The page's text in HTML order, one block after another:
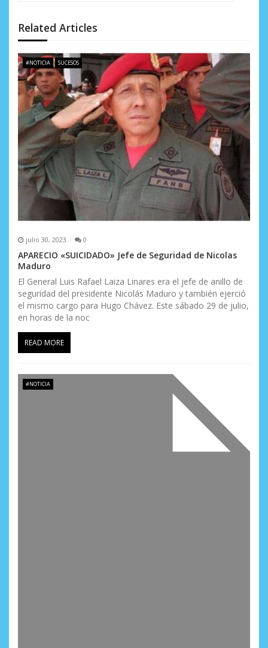
e
e
n
t
r
a
d
a
Related Articles
#NOTICIA SUCESOS
julio 30, 2023 0
APARECIO «SUICIDADO» Jefe de Seguridad de Nicolas
Maduro
El General Luis Rafael Laiza Linares era el jefe de anillo de
seguridad del presidente Nicolás Maduro y también ejerció
el mismo cargo para Hugo Chávez. Este sábado 29 de julio,
en horas de la noc
READ MORE
#NOTICIA